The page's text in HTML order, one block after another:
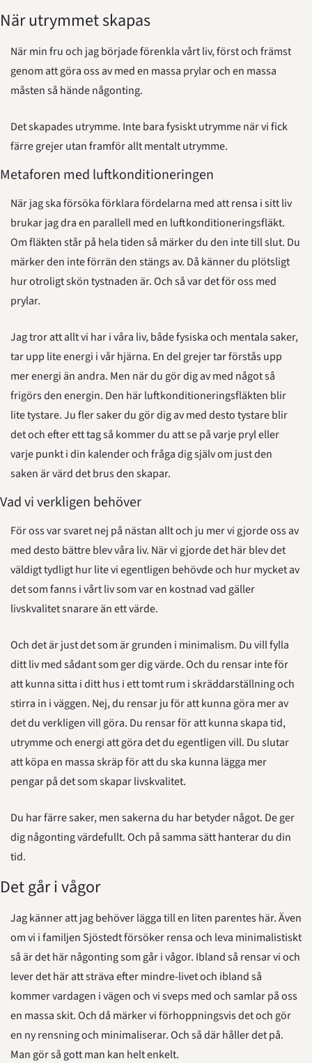
När utrymmet skapas
När min fru och jag började förenkla vårt liv, först och främst
genom att göra oss av med en massa prylar och en massa
måsten så hände någonting.
Det skapades utrymme. Inte bara fysiskt utrymme när vi fick
färre grejer utan framför allt mentalt utrymme.
Metaforen med luftkonditioneringen
När jag ska försöka förklara fördelarna med att rensa i sitt liv
brukar jag dra en parallell med en luftkonditioneringsfläkt.
Om fläkten står på hela tiden så märker du den inte till slut. Du
märker den inte förrän den stängs av. Då känner du plötsligt
hur otroligt skön tystnaden är. Och så var det för oss med
prylar.
Jag tror att allt vi har i våra liv, både fysiska och mentala saker,
tar upp lite energi i vår hjärna. En del grejer tar förstås upp
mer energi än andra. Men när du gör dig av med något så
frigörs den energin. Den här luftkonditioneringsfläkten blir
lite tystare. Ju fler saker du gör dig av med desto tystare blir
det och efter ett tag så kommer du att se på varje pryl eller
varje punkt i din kalender och fråga dig själv om just den
saken är värd det brus den skapar.
Vad vi verkligen behöver
För oss var svaret nej på nästan allt och ju mer vi gjorde oss av
med desto bättre blev våra liv. När vi gjorde det här blev det
väldigt tydligt hur lite vi egentligen behövde och hur mycket av
det som fanns i vårt liv som var en kostnad vad gäller
livskvalitet snarare än ett värde.
Och det är just det som är grunden i minimalism. Du vill fylla
ditt liv med sådant som ger dig värde. Och du rensar inte för
att kunna sitta i ditt hus i ett tomt rum i skräddarställning och
stirra in i väggen. Nej, du rensar ju för att kunna göra mer av
det du verkligen vill göra. Du rensar för att kunna skapa tid,
utrymme och energi att göra det du egentligen vill. Du slutar
att köpa en massa skräp för att du ska kunna lägga mer
pengar på det som skapar livskvalitet.
Du har färre saker, men sakerna du har betyder något. De ger
dig någonting värdefullt. Och på samma sätt hanterar du din
tid.
Det går i vågor
Jag känner att jag behöver lägga till en liten parentes här. Även
om vi i familjen Sjöstedt försöker rensa och leva minimalistiskt
så är det här någonting som går i vågor. Ibland så rensar vi och
lever det här att sträva efter mindre-livet och ibland så
kommer vardagen i vägen och vi sveps med och samlar på oss
en massa skit. Och då märker vi förhoppningsvis det och gör
en ny rensning och minimaliserar. Och så där håller det på.
Man gör så gott man kan helt enkelt.